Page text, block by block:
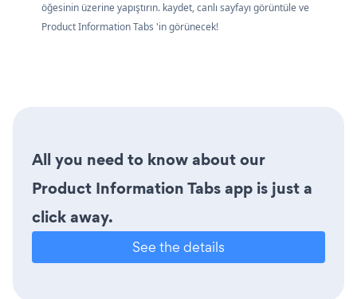
öğesinin üzerine yapıştırın. kaydet, canlı sayfayı görüntüle ve
Product Information Tabs 'in görünecek!
All you need to know about our
Product Information Tabs app is just a
click away.
See the details